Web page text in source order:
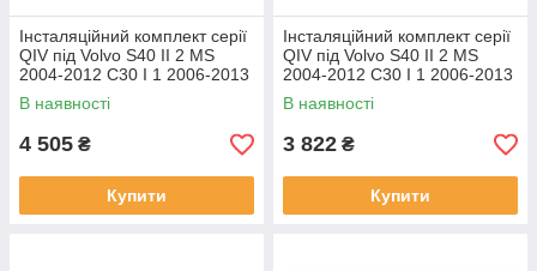
Інсталяційний комплект серії
QIV під Volvo S40 II 2 MS
2004-2012 C30 I 1 2006-2013
C70 II 2 2005-2013 (W1) 9
В наявності
4 505 ₴
Купити
Інсталяційний комплект серії
QIV під Volvo S40 II 2 MS
2004-2012 C30 I 1 2006-2013
C70 II 2 2005-2013 (W2) 9
В наявності
3 822 ₴
Купити